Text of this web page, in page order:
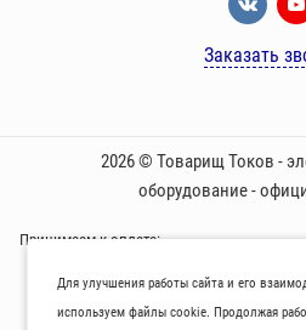
Заказать
2026 © Товарищ Токов -
оборудование -
Принимаем к оплате:
Для улучшения работы сайта и его
используем файлы cookie. Продолжая